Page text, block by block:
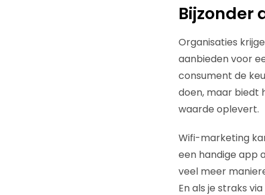
Bijzonder
Organisaties
aanbieden voor
consument de
doen, maar biedt
waarde oplevert.
Wifi-marketing
een handige app
veel meer
En als je straks